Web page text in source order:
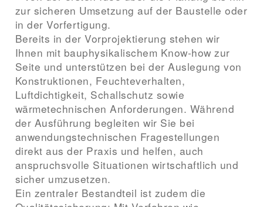
zur sicheren Umsetzung auf der Baustelle oder
in der Vorfertigung.
Bereits in der Vorprojektierung stehen wir
Ihnen mit bauphysikalischem Know-how zur
Seite und unterstützen bei der Auslegung von
Konstruktionen, Feuchteverhalten,
Luftdichtigkeit, Schallschutz sowie
wärmetechnischen Anforderungen. Während
der Ausführung begleiten wir Sie bei
anwendungstechnischen Fragestellungen
direkt aus der Praxis und helfen, auch
anspruchsvolle Situationen wirtschaftlich und
sicher umzusetzen.
Ein zentraler Bestandteil ist zudem die